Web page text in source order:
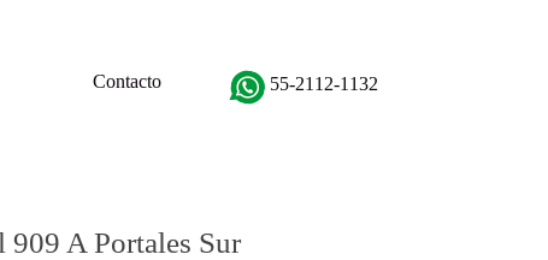
Contacto 55-2112-1132
909 A Portales Sur